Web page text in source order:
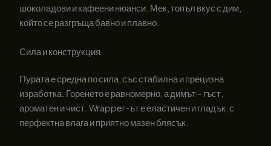
шоколадови и кафеени нюанси. Мек, топъл вкус с дим,
който се разгръща бавно и плавно.
Сила и конструкция
Пурата е средна по сила, със стабилна и прецизна
изработка. Горенето е равномерно, а димът – гъст,
ароматен и чист. Wrapper-ът е еластичен и гладък, с
перфектна влага и приятно мазен блясък.